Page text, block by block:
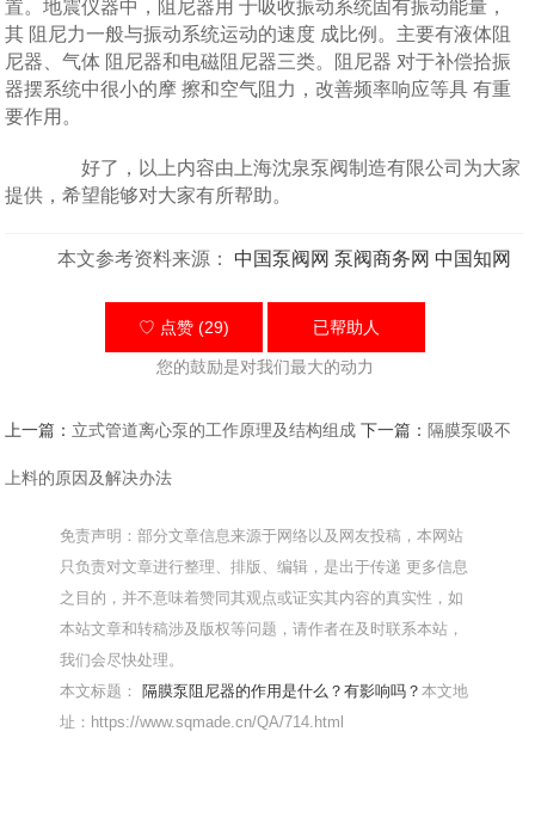
置。地震仪器中，阻尼器用 于吸收振动系统固有振动能量，
其 阻尼力一般与振动系统运动的速度 成比例。主要有液体阻
尼器、气体 阻尼器和电磁阻尼器三类。阻尼器 对于补偿拾振
器摆系统中很小的摩 擦和空气阻力，改善频率响应等具 有重
要作用。
好了，以上内容由上海沈泉泵阀制造有限公司为大家
提供，希望能够对大家有所帮助。
本文参考资料来源： 中国泵阀网 泵阀商务网 中国知网
♡ 点赞 (29) 已帮助人
您的鼓励是对我们最大的动力
上一篇： 立式管道离心泵的工作原理及结构组成 下一篇： 隔膜泵吸不
上料的原因及解决办法
免责声明：部分文章信息来源于网络以及网友投稿，本网站
只负责对文章进行整理、排版、编辑，是出于传递 更多信息
之目的，并不意味着赞同其观点或证实其内容的真实性，如
本站文章和转稿涉及版权等问题，请作者在及时联系本站，
我们会尽快处理。
本文标题： 隔膜泵阻尼器的作用是什么？有影响吗？本文地
址：https://www.sqmade.cn/QA/714.html